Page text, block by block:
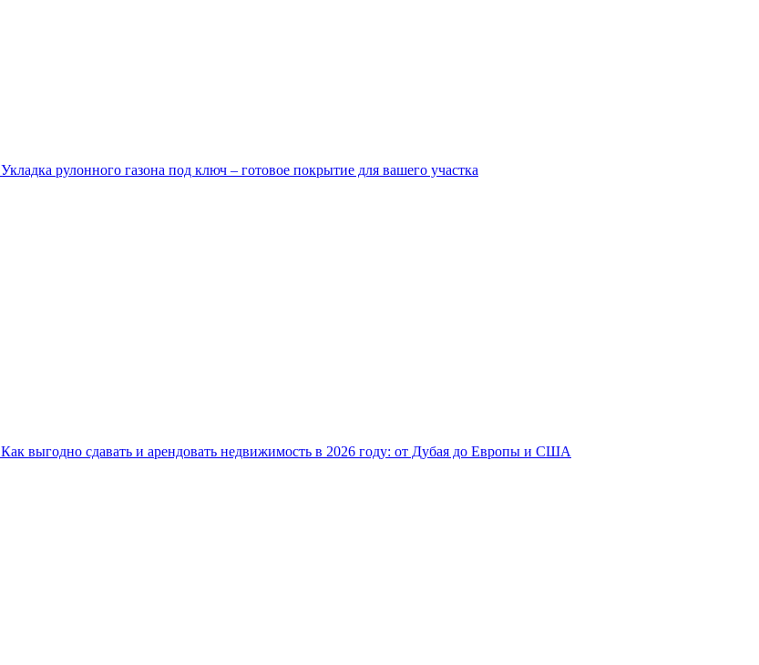
Укладка рулонного газона под ключ – готовое покрытие для вашего участка
Как выгодно сдавать и арендовать недвижимость в 2026 году: от Дубая до Европы и США